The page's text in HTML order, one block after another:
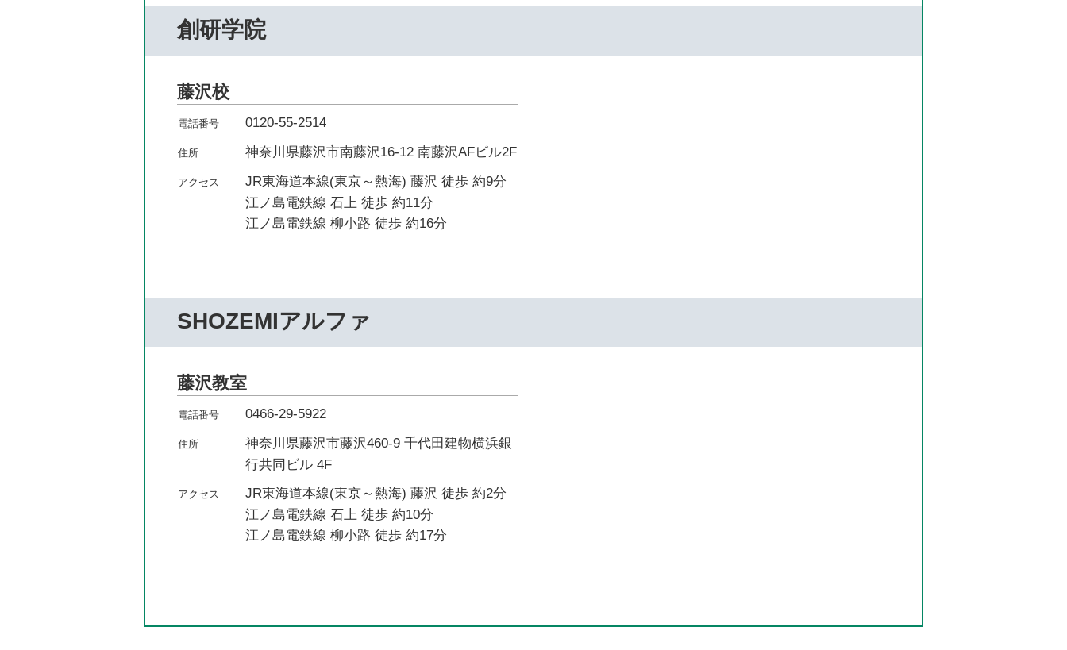
創研学院
藤沢校
0120-55-2514
神奈川県藤沢市南藤沢16-12 南藤沢AFビル2F
JR東海道本線(東京～熱海) 藤沢 徒歩 約9分
江ノ島電鉄線 石上 徒歩 約11分
江ノ島電鉄線 柳小路 徒歩 約16分
SHOZEMIアルファ
藤沢教室
0466-29-5922
神奈川県藤沢市藤沢460-9 千代田建物横浜銀
行共同ビル 4F
JR東海道本線(東京～熱海) 藤沢 徒歩 約2分
江ノ島電鉄線 石上 徒歩 約10分
江ノ島電鉄線 柳小路 徒歩 約17分